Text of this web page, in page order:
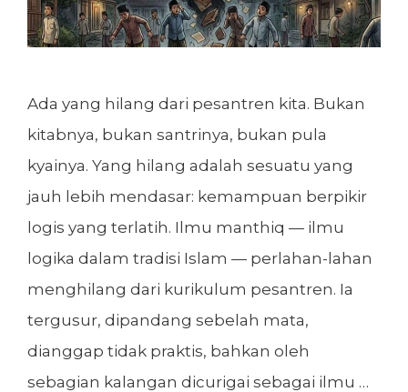
Ada yang hilang dari pesantren kita. Bukan
kitabnya, bukan santrinya, bukan pula
kyainya. Yang hilang adalah sesuatu yang
jauh lebih mendasar: kemampuan berpikir
logis yang terlatih. Ilmu manthiq — ilmu
logika dalam tradisi Islam — perlahan-lahan
menghilang dari kurikulum pesantren. Ia
tergusur, dipandang sebelah mata,
dianggap tidak praktis, bahkan oleh
sebagian kalangan dicurigai sebagai ilmu …